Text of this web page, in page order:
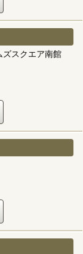
スクエア南館